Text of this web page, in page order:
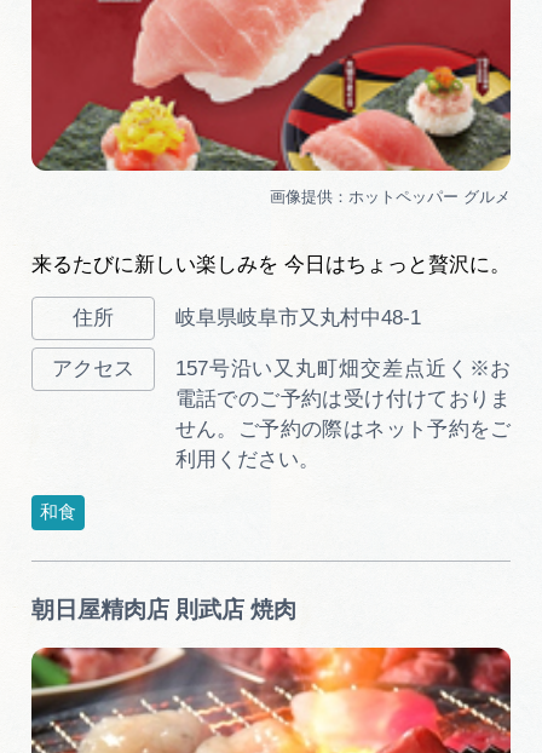
来るたびに新しい楽しみを 今日はちょっと贅沢に。
岐阜県岐阜市又丸村中48-1
157号沿い又丸町畑交差点近く※お
電話でのご予約は受け付けておりま
せん。ご予約の際はネット予約をご
利用ください。
和食
朝日屋精肉店 則武店 焼肉